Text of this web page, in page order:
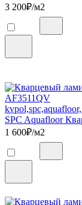
3 200₽/м2
SPC Aquafloor
1 600₽/м2